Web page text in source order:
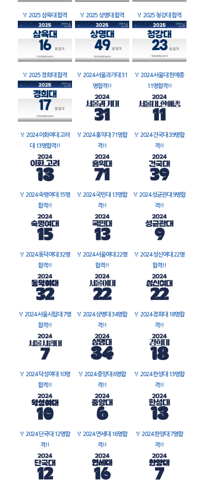
🏅 2025 삼육대 합격 🏅 2025 상명대 합격 🏅 2025 청강대 합격
🏅 2025 경희대 합격 🏅 2024 서울과기대 31
명합격!!
🏅 2024 서울대 한예종
11명합격!!
🏅 2024 이화여대 고려
대 13명합격!!
🏅 2024 홍익대 71명합
격!!
🏅 2024 건국대 39명합
격!!
🏅 2024 숙명여대 15명
합격!!
🏅 2024 국민대 13명합
격!!
🏅 2024 성균관대 9명합
격!!
🏅 2024 동덕여대 32명
합격!!
🏅 2024 서울여대 22명
합격!!
🏅 2024 성신여대 22명
합격!!
🏅 2024 서울시립대 7명
합격!!
🏅 2024 상명대 34명합
격!!
🏅 2024 경희대 18명합
격!!
🏅 2024 덕성여대 10명
합격!!
🏅 2024 중앙대 6명합
격!!
🏅 2024 한성대 13명합
격!!
🏅 2024 단국대 12명합
격!!
🏅 2024 연세대 16명합
격!!
🏅 2024 한양대 7명합
격!!